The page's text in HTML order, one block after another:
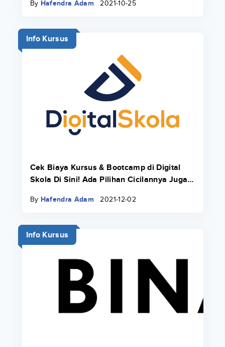
By Hafendra Adam 2021-10-25
Info Kursus
Cek Biaya Kursus & Bootcamp di Digital
Skola Di Sini! Ada Pilihan Cicilannya Juga
By Hafendra Adam 2021-12-02
Info Kursus